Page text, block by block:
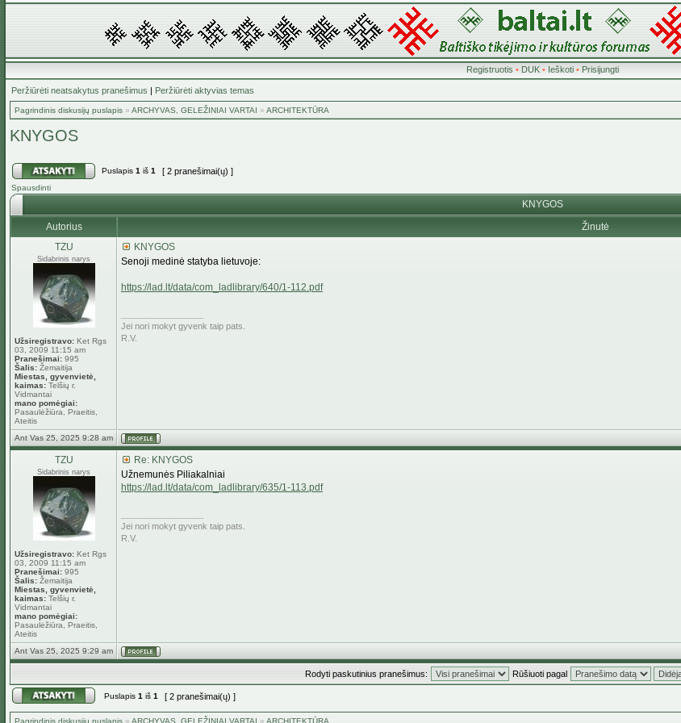
Registruotis • DUK• Ieškoti• Prisijungti
Peržiūrėti neatsakytus pranešimus | Peržiūrėti aktyvias temas
Pagrindinis diskusijų puslapis » ARCHYVAS, GELEŽINIAI VARTAI » ARCHITEKTŪRA
KNYGOS
Puslapis 1 iš 1 [ 2 pranešimai(ų) ]
Spausdinti
KNYGOS
Autorius
Žinutė
TZU
Sidabrinis narys
Užsiregistravo: Ket Rgs
03, 2009 11:15 am
Pranešimai: 995
Šalis: Žemaitija
Miestas, gyvenvietė,
kaimas: Telšių r.
Vidmantai
mano pomėgiai:
Pasaulėžiūra, Praeitis,
Ateitis
KNYGOS
Senoji medinė statyba lietuvoje:
https://lad.lt/data/com_ladlibrary/640/1-112.pdf
Jei nori mokyt gyvenk taip pats.
R.V.
Ant Vas 25, 2025 9:28 am
TZU
Sidabrinis narys
Užsiregistravo: Ket Rgs
03, 2009 11:15 am
Pranešimai: 995
Šalis: Žemaitija
Miestas, gyvenvietė,
kaimas: Telšių r.
Vidmantai
mano pomėgiai:
Pasaulėžiūra, Praeitis,
Ateitis
Re: KNYGOS
Užnemunės Piliakalniai
https://lad.lt/data/com_ladlibrary/635/1-113.pdf
Jei nori mokyt gyvenk taip pats.
R.V.
Ant Vas 25, 2025 9:29 am
Rodyti paskutinius pranešimus: Rūšiuoti pagal
Puslapis 1 iš 1 [ 2 pranešimai(ų) ]
Pagrindinis diskusijų puslapis » ARCHYVAS, GELEŽINIAI VARTAI » ARCHITEKTŪRA